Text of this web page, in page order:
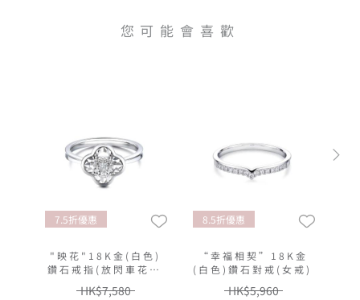
您可能會喜歡
7.5折優惠
"映花"18K金(白色)
鑽石戒指(放閃車花工
藝)
HK$7,580
8.5折優惠
“幸福相契”18K金
(白色)鑽石對戒(女戒)
HK$5,960